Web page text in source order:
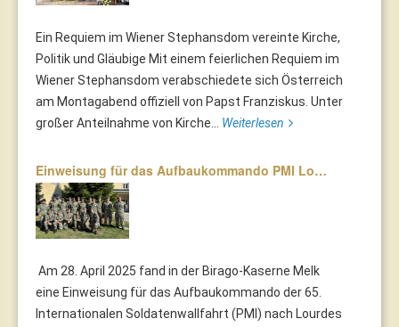
Ein Requiem im Wiener Stephansdom vereinte Kirche,
Politik und Gläubige Mit einem feierlichen Requiem im
Wiener Stephansdom verabschiedete sich Österreich
am Montagabend offiziell von Papst Franziskus. Unter
großer Anteilnahme von Kirche... Weiterlesen
Einweisung für das Aufbaukommando PMI Lo…
Am 28. April 2025 fand in der Birago-Kaserne Melk
eine Einweisung für das Aufbaukommando der 65.
Internationalen Soldatenwallfahrt (PMI) nach Lourdes